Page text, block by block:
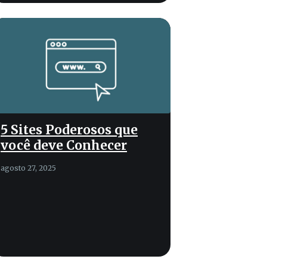
5 Sites Poderosos que
você deve Conhecer
agosto 27, 2025